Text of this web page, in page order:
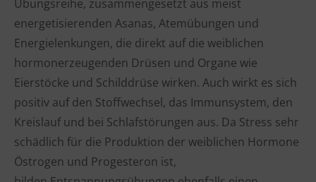
Übungsreihe, zusammengesetzt aus meist
energetisierenden Asanas, Atemübungen und
Energielenkungen, die direkt auf die weiblichen
hormonerzeugenden Drüsen und Organe wie
Eierstöcke und Schilddrüse wirken. Auch wirkt es sich
positiv auf den Stoffwechsel, das Immunsystem, den
Kreislauf und bei Schlafstörungen aus. Da Stress sehr
schädlich für die Produktion der weiblichen Hormone
Östrogen und Progesteron ist,